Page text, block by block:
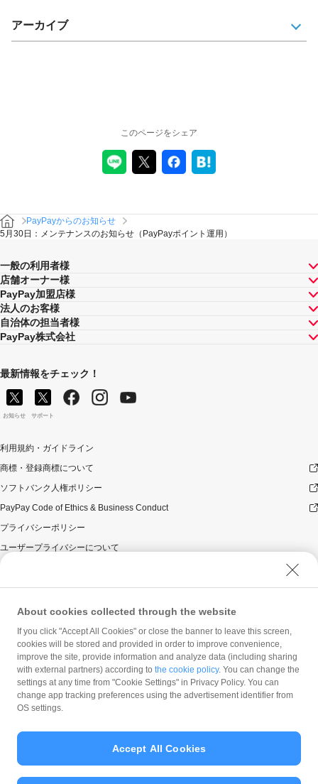
アーカイブ
このページをシェア
PayPayからのお知らせ
5月30日：メンテナンスのお知らせ（PayPayポイント運用）
一般の利用者様
店舗オーナー様
PayPay加盟店様
法人のお客様
自治体の担当者様
PayPay株式会社
最新情報をチェック！
お知らせ サポート
利用規約・ガイドライン
商標・登録商標について
ソフトバンク人権ポリシー
PayPay Code of Ethics & Business Conduct
プライバシーポリシー
ユーザープライバシーについて
ウェブサイト利用規約
反社会的勢力に対する方針
勧誘方針
マネロン等基本方針
カスタマーハラスメントに関する当社の考え方
© PayPay Corporation
About cookies collected through the website
If you click "Accept All Cookies" or close the banner to leave this screen,
cookies will be stored and provided in order to improve convenience,
improve the site, provide information and analyze data (including sharing
with external partners) according to the cookie policy. You can change the
settings at any time from "Cookie Settings" in Privacy Policy. You can
change app tracking preferences using the advertisement identifier from
OS settings.
Accept All Cookies